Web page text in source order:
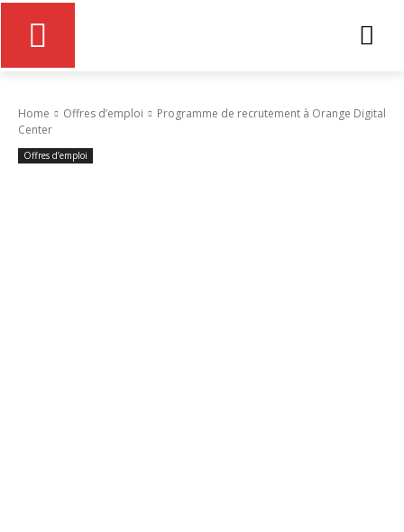
Home Offres d’emploi
Programme de recrutement à Orange Digital
Center
Offres d’emploi